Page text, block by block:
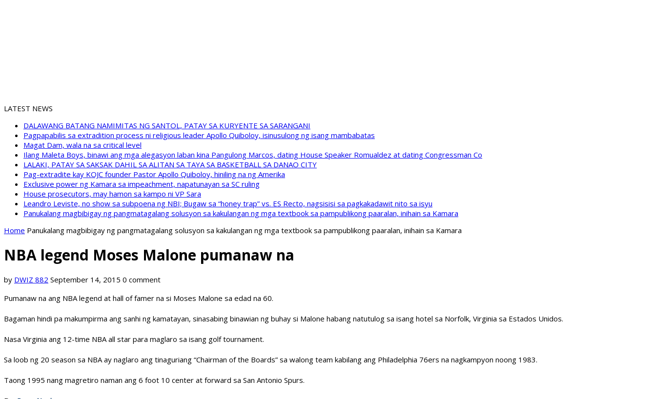
LATEST NEWS
DALAWANG BATANG NAMIMITAS NG SANTOL, PATAY SA KURYENTE SA SARANGANI
Pagpapabilis sa extradition process ni religious leader Apollo Quiboloy, isinusulong ng isang mambabatas
Magat Dam, wala na sa critical level
Ilang Maleta Boys, binawi ang mga alegasyon laban kina Pangulong Marcos, dating House Speaker Romualdez at dating Congressman Co
LALAKI, PATAY SA SAKSAK DAHIL SA ALITAN SA TAYA SA BASKETBALL SA DANAO CITY
Pag-extradite kay KOJC founder Pastor Apollo Quiboloy, hiniling na ng Amerika
Exclusive power ng Kamara sa impeachment, napatunayan sa SC ruling
House prosecutors, may hamon sa kampo ni VP Sara
Leandro Leviste, no show sa subpoena ng NBI; Bugaw sa “honey trap” vs. ES Recto, nagsisisi sa pagkakadawit nito sa isyu
Panukalang magbibigay ng pangmatagalang solusyon sa kakulangan ng mga textbook sa pampublikong paaralan, inihain sa Kamara
Home Panukalang magbibigay ng pangmatagalang solusyon sa kakulangan ng mga textbook sa pampublikong paaralan, inihain sa Kamara
NBA legend Moses Malone pumanaw na
by DWIZ 882 September 14, 2015 0 comment
Pumanaw na ang NBA legend at hall of famer na si Moses Malone sa edad na 60.
Bagaman hindi pa makumpirma ang sanhi ng kamatayan, sinasabing binawian ng buhay si Malone habang natutulog sa isang hotel sa Norfolk, Virginia sa Estados Unidos.
Nasa Virginia ang 12-time NBA all star para maglaro sa isang golf tournament.
Sa loob ng 20 season sa NBA ay naglaro ang tinaguriang “Chairman of the Boards” sa walong team kabilang ang Philadelphia 76ers na nagkampyon noong 1983.
Taong 1995 nang magretiro naman ang 6 foot 10 center at forward sa San Antonio Spurs.